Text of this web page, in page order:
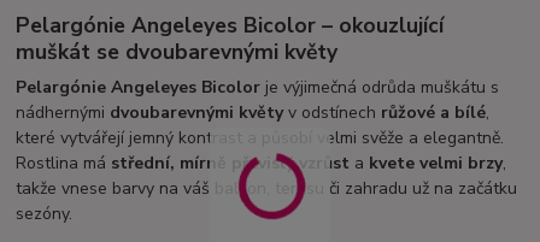
Pelargónie Angeleyes Bicolor – okouzlující
muškát se dvoubarevnými květy
Pelargónie Angeleyes Bicolor je výjimečná odrůda muškátu s
nádhernými dvoubarevnými květyv odstínech růžové a bílé,
které vytvářejí jemný kontrast a působí velmi svěže a elegantně.
Rostlina má střední, mírně převislý vzrůst a kvete velmi brzy,
takže vnese barvy na váš balkon, terasu či zahradu už na začátku
sezóny.